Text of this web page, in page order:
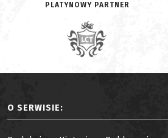
PLATYNOWY PARTNER
O SERWISIE: